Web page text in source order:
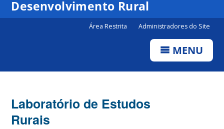
Desenvolvimento Rural
Área Restrita Administradores do Site
MENU
Laboratório de Estudos
Rurais